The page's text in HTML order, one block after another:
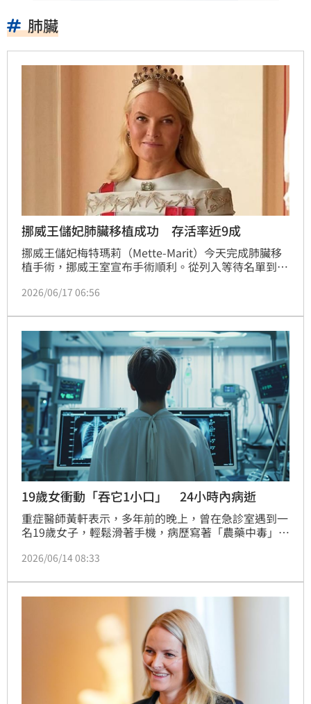
肺臟
挪威王儲妃肺臟移植成功 存活率近9成
挪威王儲妃梅特瑪莉（Mette-Marit）今天完成肺臟移
植手術，挪威王室宣布手術順利。從列入等待名單到完
2026/06/17 06:56
19歲女衝動「吞它1小口」 24小時內病逝
重症醫師黃軒表示，多年前的晚上，曾在急診室遇到一
名19歲女子，輕鬆滑著手機，病歷寫著「農藥中毒」，
子的肺、肝、腎臟一個個衰敗。女子從一開始的清醒說
「有些決定只需要幾分鐘，但代價卻可能是一輩子。」
2026/06/14 08:33